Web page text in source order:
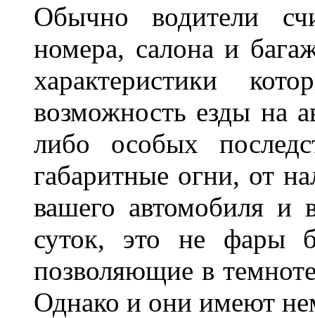
Обычно водители
номера, салона и
характеристики
возможность езды на
либо особых
габаритные огни, от
вашего автомобиля и
суток, это не фары
позволяющие в
Однако и они имеют